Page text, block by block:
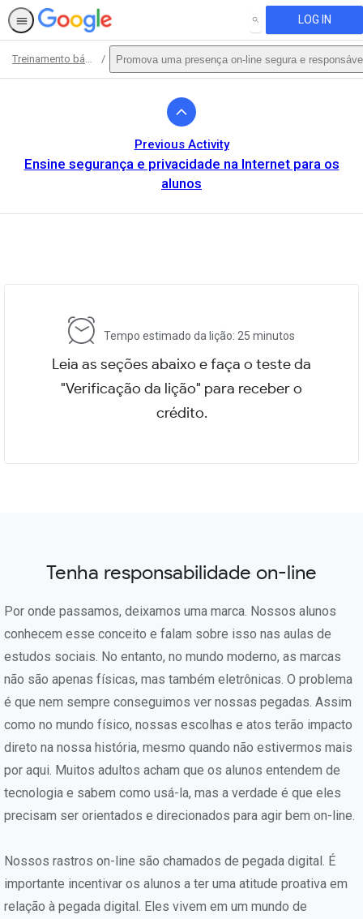
SEARCH LOG IN
Treinamento básico Promova uma presença on-line segura e
Previous Activity
Ensine segurança e privacidade na Internet para os
alunos
Tempo estimado da lição: 25 minutos
Leia as seções abaixo e faça o teste da
"Verificação da lição" para receber o
crédito.
Tenha responsabilidade on-line
Por onde passamos, deixamos uma marca. Nossos alunos
conhecem esse conceito e falam sobre isso nas aulas de
estudos sociais. No entanto, no mundo moderno, as marcas
não são apenas físicas, mas também eletrônicas. O problema
é que nem sempre conseguimos ver nossas pegadas. Assim
como no mundo físico, nossas escolhas e atos terão impacto
direto na nossa história, mesmo quando não estivermos mais
por aqui. Muitos adultos acham que os alunos entendem de
tecnologia e sabem como usá-la, mas a verdade é que eles
precisam ser orientados e direcionados para agir bem on-line.
Nossos rastros on-line são chamados de pegada digital. É
importante incentivar os alunos a ter uma atitude proativa em
relação à pegada digital. Eles vivem em um mundo de